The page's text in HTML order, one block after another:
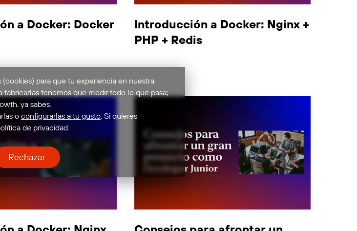
a Docker: Docker
Introducción a Docker: Nginx +
PHP + Redis
(cookies) para que tu experiencia en nuestra
fabricarlas tenemos que medir todo lo que pasa;
ya sabes.
oconfigurarlas a tu gusto . Si quieres
de privacidad.
Rechazar